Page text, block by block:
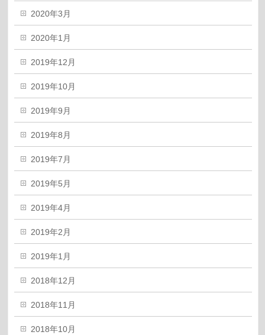
2020年3月
2020年1月
2019年12月
2019年10月
2019年9月
2019年8月
2019年7月
2019年5月
2019年4月
2019年2月
2019年1月
2018年12月
2018年11月
2018年10月